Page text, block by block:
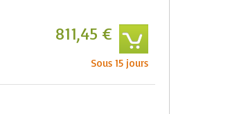
Sous 15 jours
811,45 €